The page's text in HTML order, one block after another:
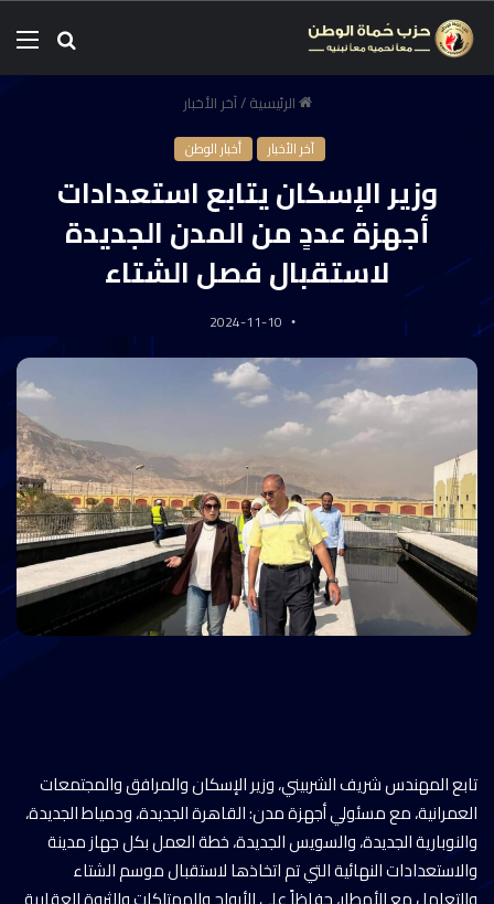
الرئيسية/آخر الأخبار
آخر الأخبار أخبار الوطن
وزير الإسكان يتابع استعدادات
أجهزة عددٍ من المدن الجديدة
لاستقبال فصل الشتاء
2024-11-10
تابع المهندس شريف الشربيني، وزير الإسكان والمرافق والمجتمعات
العمرانية، مع مسئولي أجهزة مدن: القاهرة الجديدة، ودمياط الجديدة،
والنوبارية الجديدة، والسويس الجديدة، خطة العمل بكل جهاز مدينة
والاستعدادات النهائية التي تم اتخاذها لاستقبال موسم الشتاء